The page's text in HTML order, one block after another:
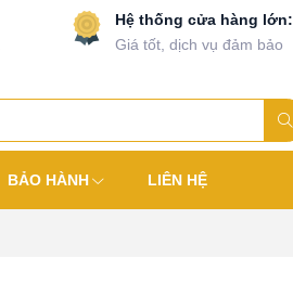
Hệ thống cửa hàng lớn:
Giá tốt, dịch vụ đảm bảo
BẢO HÀNH LIÊN HỆ